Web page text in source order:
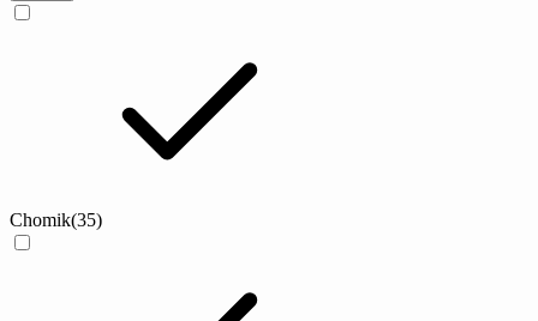
Chomik(35)